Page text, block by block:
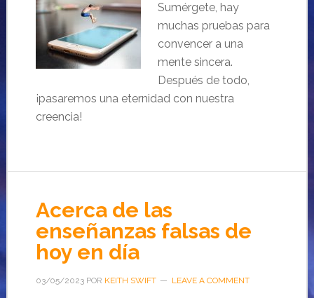
Sumérgete, hay
muchas pruebas para
convencer a una
mente sincera.
Después de todo,
¡pasaremos una eternidad con nuestra
creencia!
Acerca de las
enseñanzas falsas de
hoy en día
03/05/2023POR KEITH SWIFT LEAVE A COMMENT